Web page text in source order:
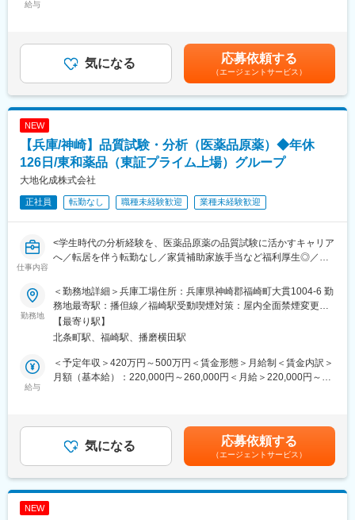
■業務詳細：
・新規インフレータの製品設計業務・量産化検証の業務
※入社直後...入社後すぐは先輩社員サポートの下で知識や技術を身
に着けていただきます。
1チーム4～6名のメンバーがおり、メンバーの得意分野はそれぞ
■研修体制
す。
■キャリア
入社後すぐは先輩社員サポートの下で知識や技術を身に着けてい
品設計をご担当いただきます。その後リーダーをお任せできると
判断したら、リーダーとして各部品の設計者を束ねて一つの製品
・自らのアイデアで設計した製品を世の中に出していくことがで
き、製品化されると多くの車種で採用され人の命を守る製品とな
詰めた設計を行います。
給与
はあくまでも目安の金額であり、選考を通じて上下する可能性が
あります。月給(月額)は固定手当を含めた表記です。
気になる 応募依頼する
（エージェントサービス）
NEW
【兵庫/神崎】品質試験・分析（医薬品原薬）◆年休
126日/東和薬品（東証プライム上場）グループ
大地化成株式会社
正社員 転勤なし 職種未経験歓迎 業種未経験歓迎
仕事内容
<学生時代の分析経験を、医薬品原薬の品質試験に活かすキャリア
へ／転居を伴う転勤なし／家賃補助家族手当など福利厚生◎／高
■業務内容：
当社兵庫工場の品質試験スタッフとして各分析機器を使用した原
薬及び原薬製造用原料の分析をしていただきます。業務詳細は下
記になります。
・原料・製品の品質検定
・新しい製品の検査方法の策定
※使用装置（使用頻度の高い順）…HPLC、GC、IR、粒度分布
計、カールフィッシャー水分測定装置、UV計、イオンクロマトグ
勤務地
＜勤務地詳細＞兵庫工場住所：兵庫県神崎郡福崎町大貫1004-6 勤
務地最寄駅：播但線／福崎駅受動喫煙対策：屋内全面禁煙変更の
範囲：会社の定める事業所
【最寄り駅】
北条町駅、福崎駅、播磨横田駅
給与
＜予定年収＞420万円～500万円＜賃金形態＞月給制＜賃金内訳＞
月額（基本給）：220,000円～260,000円＜月給＞220,000円～
あり、選考を通じて上下する可能性があります。月給(月額)は固定
手当を含めた表記です。
気になる 応募依頼する
（エージェントサービス）
NEW